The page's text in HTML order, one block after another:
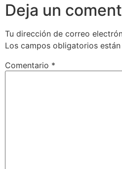
Deja un
Tu dirección de correo
Los campos obligatorios
Comentario *